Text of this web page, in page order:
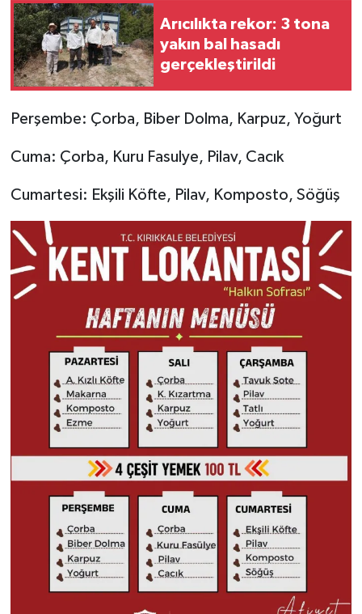
Arıcılıkta rekor: 3 tona
yakın bal hasadı
gerçekleştirildi
Perşembe: Çorba, Biber Dolma, Karpuz, Yoğurt
Cuma: Çorba, Kuru Fasulye, Pilav, Cacık
Cumartesi: Ekşili Köfte, Pilav, Komposto, Söğüş